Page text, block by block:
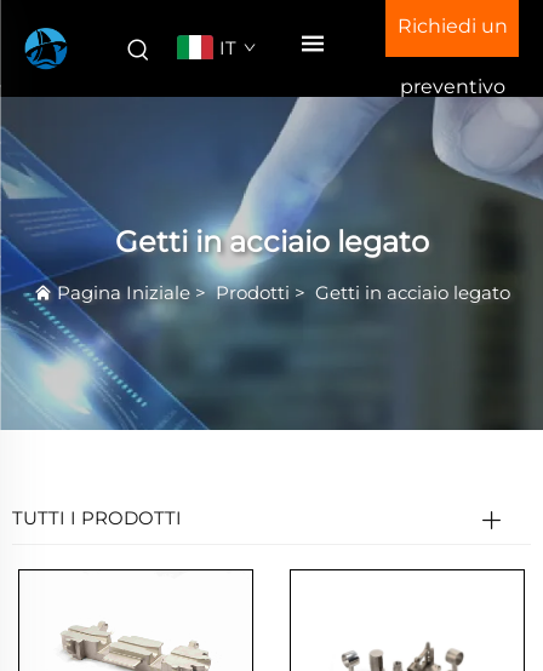
IT
Richiedi un
preventivo
Getti in acciaio legato
Pagina Iniziale>Prodotti > Getti in acciaio legato
TUTTI I PRODOTTI